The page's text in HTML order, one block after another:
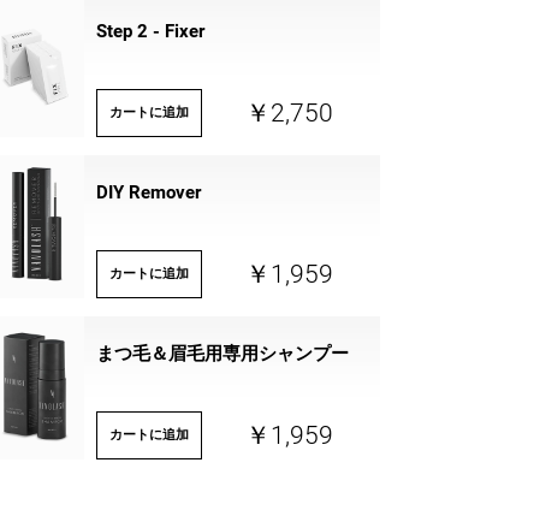
Step 2 - Fixer
カートに追加 ￥2,750
DIY Remover
カートに追加 ￥1,959
まつ毛＆眉毛用専用シャンプー
カートに追加 ￥1,959